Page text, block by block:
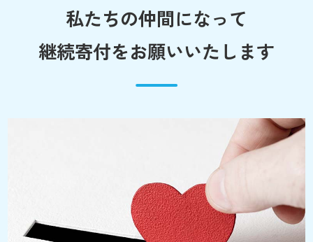
私たちの仲間になって
継続寄付をお願いいたします